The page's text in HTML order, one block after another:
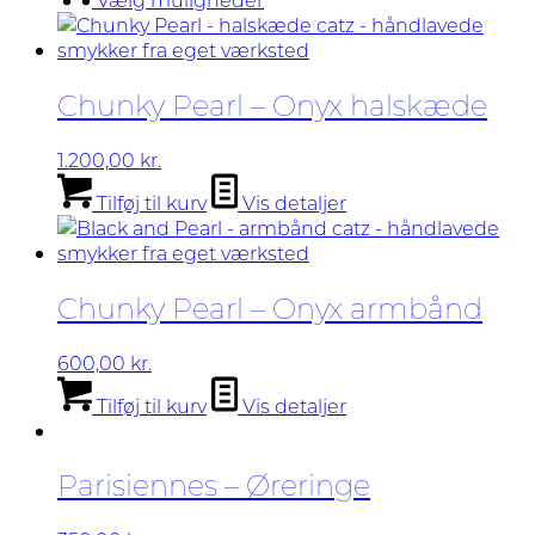
vare
har
flere
Mulighederne
varesiden
Chunky Pearl – Onyx halskæde
1.200,00 kr.
Tilføj til kurv
Vis detaljer
Chunky Pearl – Onyx armbånd
600,00 kr.
Tilføj til kurv
Vis detaljer
Parisiennes – Øreringe